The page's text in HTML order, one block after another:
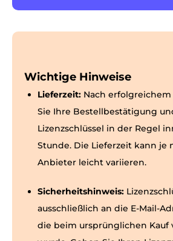
Wichtige Hinweise
Lieferzeit: Nach
Sie Ihre Bestellbestätigung
Lizenzschlüssel in der Regel
Stunde. Die Lieferzeit kann je
Anbieter leicht variieren.
Sicherheitshinweis:
ausschließlich an die E-Mail-
die beim ursprünglichen Kauf